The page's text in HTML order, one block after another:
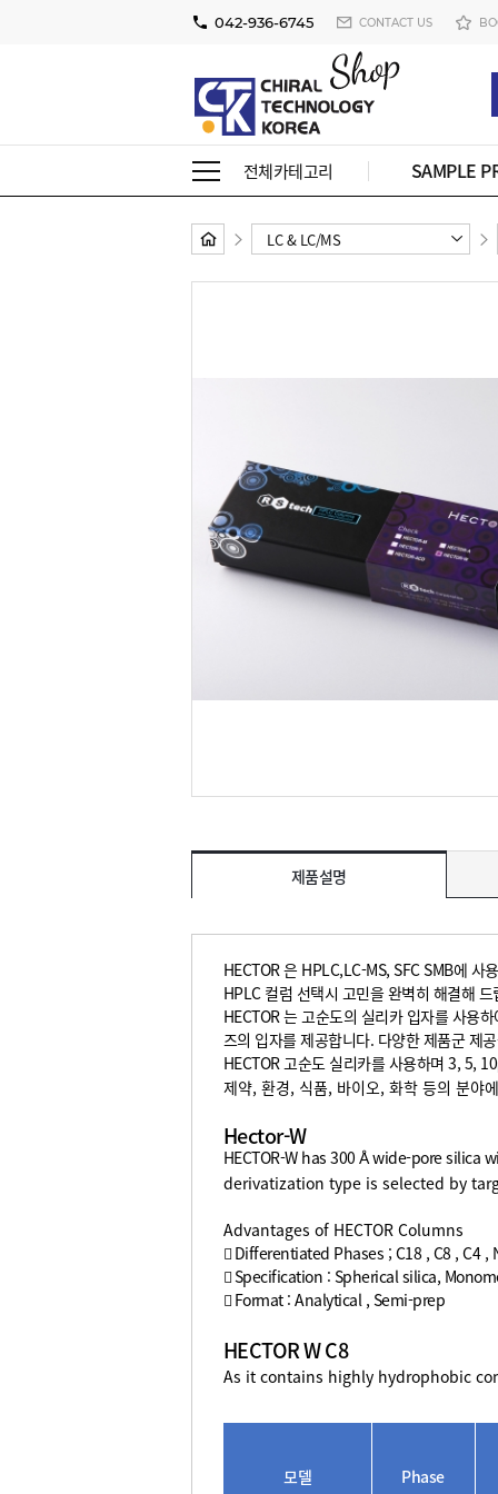
042-936-6745 CONTACT US
전체카테고리 SAMPLE
LC & LC/MS
제품설명
HECTOR 은 HPLC,LC-MS, SFC SMB에 사
HPLC 컬럼 선택시 고민을 완벽히 해결해
HECTOR 는 고순도의 실리카 입자를 사용
즈의 입자를 제공합니다. 다양한 제품군 제
HECTOR 고순도 실리카를 사용하며 3, 5,
제약, 환경, 식품, 바이오, 화학 등의 분야
Hector-W
HECTOR-W has 300 Å wide-pore
derivatization type is selected by
Advantages of HECTOR Columns
 Differentiated Phases ; C18 , C8 , C4 ,
 Specification : Spherical silica,
 Format : Analytical , Semi-prep
HECTOR W C8
As it contains highly hydrophobic
모델 Phase